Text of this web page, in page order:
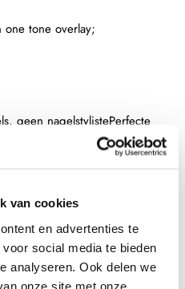
van cookies
en advertenties te
social media te bieden
analyseren. Ook delen we
onze site met onze
tone overlay;
geen nagelstylistePerfecte
nagel door middel van een
techniek;